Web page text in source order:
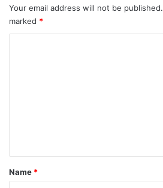
Your email address will not be published.
marked *
*
Name *